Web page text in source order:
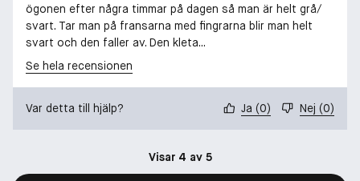
ögonen efter några timmar på dagen så man är helt grå/
svart. Tar man på fransarna med fingrarna blir man helt
svart och den faller av. Den kleta...
Se hela recensionen
Var detta till hjälp? Ja (0) Nej (0)
Visar 4 av 5